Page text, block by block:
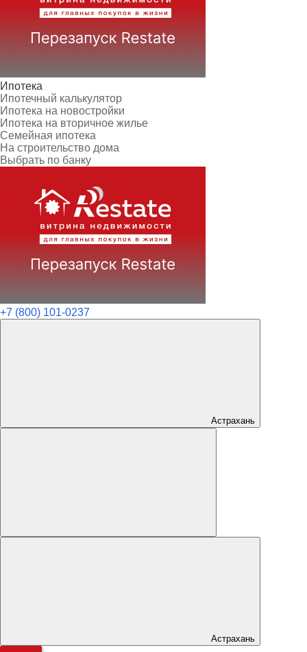
Ипотека
Ипотечный калькулятор
Ипотека на новостройки
Ипотека на вторичное жилье
Семейная ипотека
На строительство дома
Выбрать по банку
+7 (800) 101-0237
Астрахань
Астрахань